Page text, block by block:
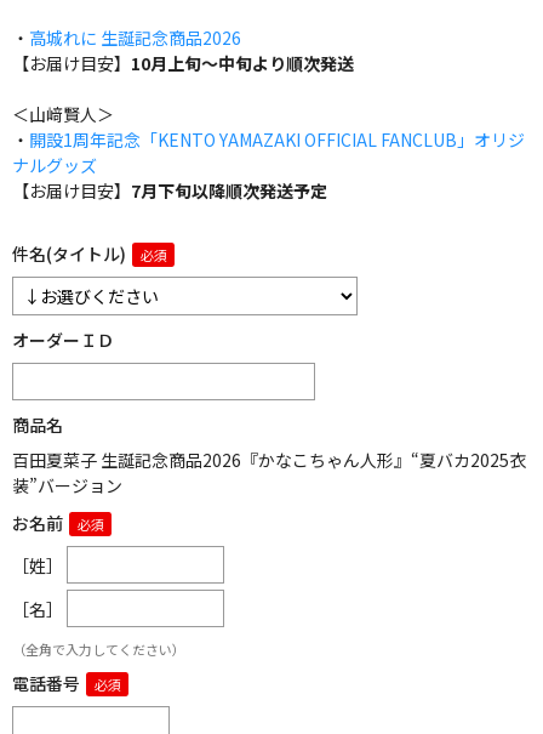
・ 高城れに 生誕記念商品2026
【お届け目安】 10月上旬～中旬より順次発送
＜山﨑賢人＞
・ 開設1周年記念「KENTO YAMAZAKI OFFICIAL FANCLUB」オリジ
ナルグッズ
【お届け目安】 7月下旬以降順次発送予定
件名(タイトル)
オーダーＩＤ
商品名
百田夏菜子 生誕記念商品2026『かなこちゃん人形』“夏バカ2025衣
装”バージョン
お名前
［姓］
［名］
（全角で入力してください）
電話番号